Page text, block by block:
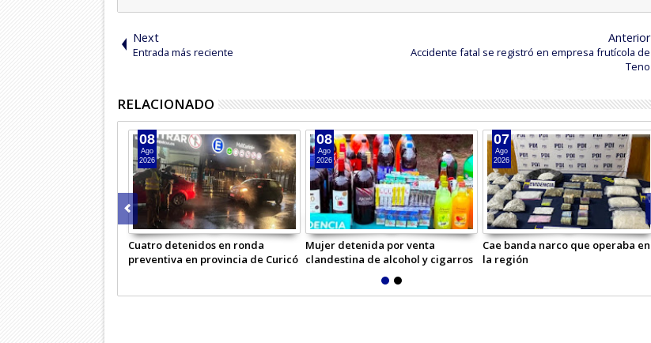
Next
Entrada más reciente
Anterior
Accidente fatal se registró en empresa frutícola de
Teno
RELACIONADO
Cuatro detenidos en ronda
preventiva en provincia de Curicó
08
Ago
2026
Mujer detenida por venta
clandestina de alcohol y cigarros
08
Ago
2026
Cae banda narco que operaba en
la región
07
Ago
2026